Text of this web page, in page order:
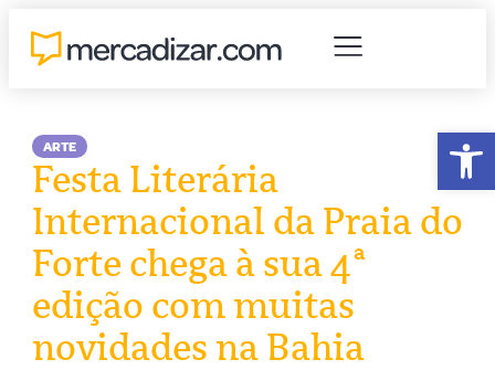
ARTE
Festa Literária
Internacional da Praia do
Forte chega à sua 4ª
edição com muitas
novidades na Bahia